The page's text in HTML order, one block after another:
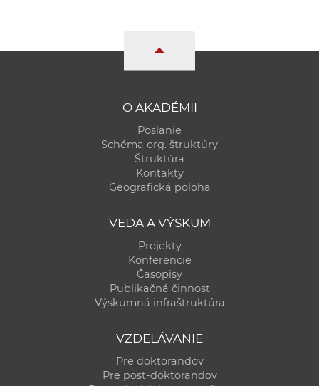
O AKADÉMII
Poslanie
Schéma org. štruktúry
Štruktúra
Kontakty
Geografická poloha
VEDA A VÝSKUM
Projekty
Konferencie
Časopisy
Publikačná činnosť
Výskumná infraštruktúra
VZDELÁVANIE
Pre doktorandov
Pre post-doktorandov